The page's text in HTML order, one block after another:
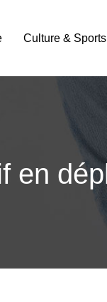
Culture & Sports
en